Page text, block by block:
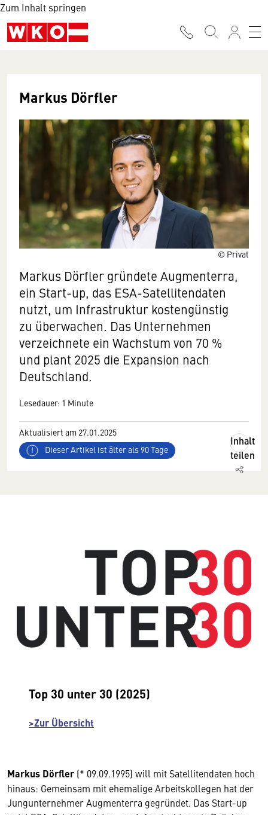
Zum Inhalt springen
© Privat
Markus Dörfler
Markus Dörfler gründete Augmenterra,
ein Start-up, das ESA-Satellitendaten
nutzt, um Infrastruktur kostengünstig
zu überwachen. Das Unternehmen
verzeichnete ein Wachstum von 70 %
und plant 2025 die Expansion nach
Deutschland.
Lesedauer: 1 Minute
Aktualisiert am 27.01.2025
Dieser Artikel ist älter als 90 Tage
Inhalt
teilen
Top 30 unter 30 (2025)
>Zur Übersicht
Markus Dörfler (* 09.09.1995) will mit Satellitendaten hoch
hinaus: Gemeinsam mit ehemalige Arbeitskollegen hat der
Jungunternehmer Augmenterra gegründet. Das Start-up